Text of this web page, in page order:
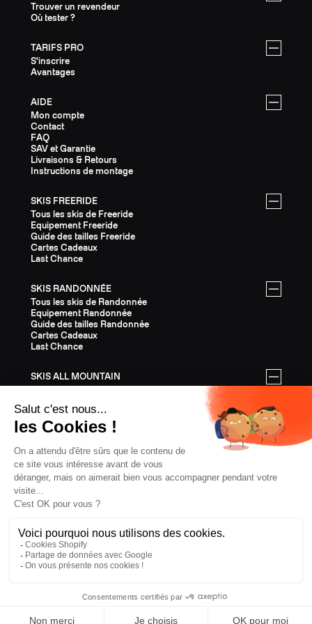
Trouver un revendeur
Où tester ?
TARIFS PRO
S'inscrire
Avantages
AIDE
Mon compte
Contact
FAQ
SAV et Garantie
Livraisons & Retours
Instructions de montage
SKIS FREERIDE
Tous les skis de Freeride
Equipement Freeride
Guide des tailles Freeride
Cartes Cadeaux
Last Chance
SKIS RANDONNÉE
Tous les skis de Randonnée
Equipement Randonnée
Guide des tailles Randonnée
Cartes Cadeaux
Last Chance
SKIS ALL MOUNTAIN
Guide des tailles All Mountain
Cartes Cadeaux
Last Chance
ÉQUIPEMENT
Tout l'Équipement
Casques
Fixations
Bâtons
Couteaux
Textile
Cartes Cadeaux
Last Chance
CONFIDENTIALITÉ CGV MENTIONS LÉGALES
2026 POLOGNE, € EUR